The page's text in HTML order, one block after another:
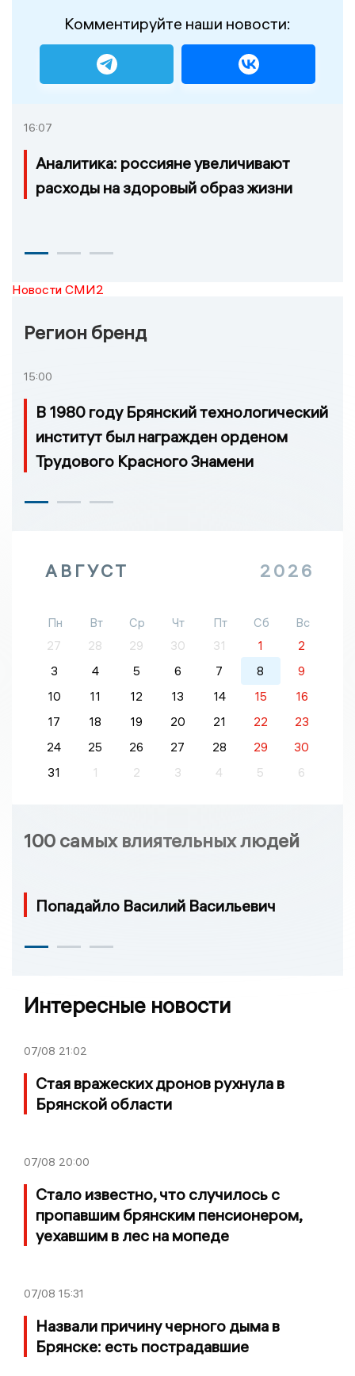
Комментируйте наши новости:
16:07
Аналитика: россияне увеличивают
расходы на здоровый образ жизни
Новости СМИ2
Регион бренд
15:00
В 1980 году Брянский технологический
институт был награжден орденом
Трудового Красного Знамени
АВГУСТ 2026
Пн Вт Ср Чт Пт Сб
Вс
27
28 29 30 31 1
2
3
4 5 6 7 8
9
10
11 12 13 14 15
16
17
18 19 20 21 22
23
24
25 26 27 28 29
30
31
1 2 3 4 5 6
100 самых влиятельных людей
Попадайло Василий Васильевич
Интересные новости
07/08 21:02
Стая вражеских дронов рухнула в
Брянской области
07/08 20:00
Стало известно, что случилось с
пропавшим брянским пенсионером,
уехавшим в лес на мопеде
07/08 15:31
Назвали причину черного дыма в
Брянске: есть пострадавшие